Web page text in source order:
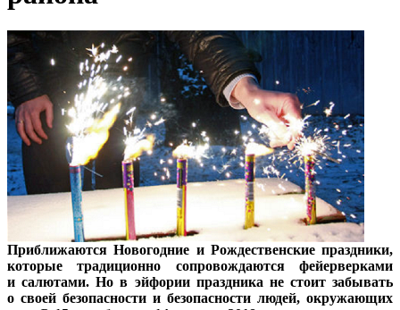
Приближаются Новогодние и Рождественские праздники,
которые традиционно сопровождаются фейерверками
и салютами. Но в эйфории праздника не стоит забывать
о своей безопасности и безопасности людей, окружающих